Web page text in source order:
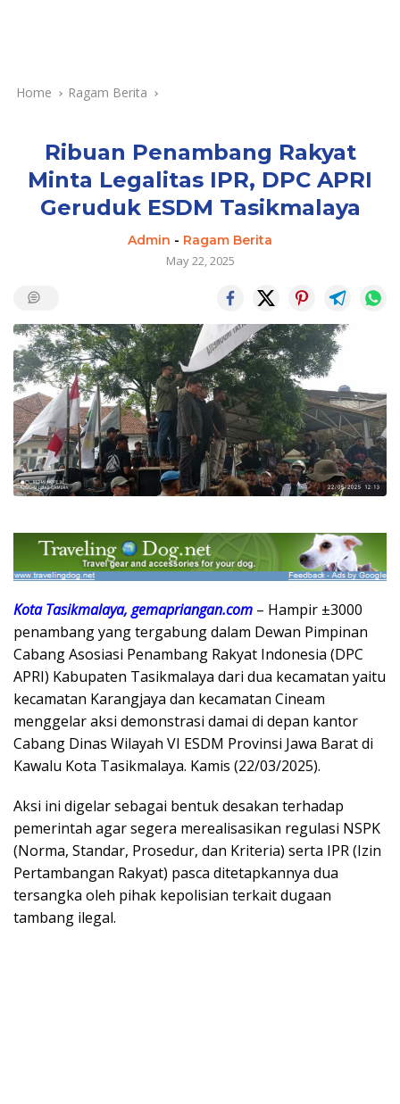
Home Ragam Berita
Ribuan Penambang Rakyat
Minta Legalitas IPR, DPC APRI
Geruduk ESDM Tasikmalaya
Admin - Ragam Berita
May 22, 2025
Kota Tasikmalaya, gemapriangan.com – Hampir ±3000
penambang yang tergabung dalam Dewan Pimpinan
Cabang Asosiasi Penambang Rakyat Indonesia (DPC
APRI) Kabupaten Tasikmalaya dari dua kecamatan yaitu
kecamatan Karangjaya dan kecamatan Cineam
menggelar aksi demonstrasi damai di depan kantor
Cabang Dinas Wilayah VI ESDM Provinsi Jawa Barat di
Kawalu Kota Tasikmalaya. Kamis (22/03/2025).
Aksi ini digelar sebagai bentuk desakan terhadap
pemerintah agar segera merealisasikan regulasi NSPK
(Norma, Standar, Prosedur, dan Kriteria) serta IPR (Izin
Pertambangan Rakyat) pasca ditetapkannya dua
tersangka oleh pihak kepolisian terkait dugaan
tambang ilegal.